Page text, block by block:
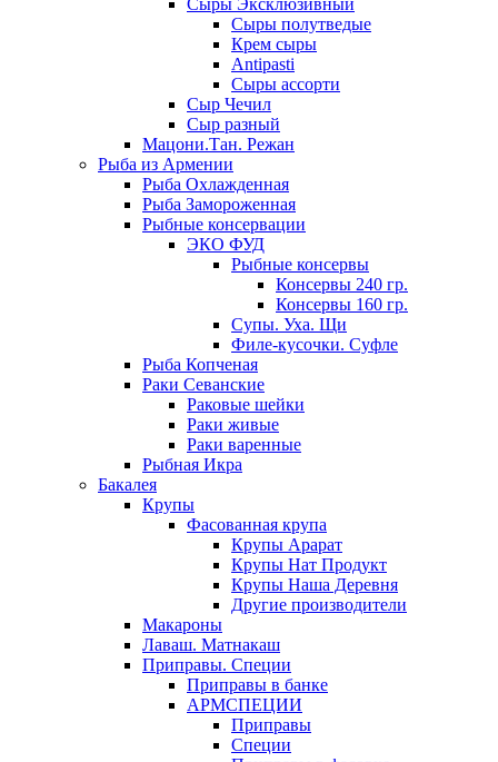
Сыры Эксклюзивный
Сыры полутведые
Крем сыры
Antipasti
Сыры ассорти
Сыр Чечил
Сыр разный
Мацони.Тан. Режан
Рыба из Армении
Рыба Охлажденная
Рыба Замороженная
Рыбные консервации
ЭКО ФУД
Рыбные консервы
Консервы 240 гр.
Консервы 160 гр.
Супы. Уха. Щи
Филе-кусочки. Суфле
Рыба Копченая
Раки Севанские
Раковые шейки
Раки живые
Раки варенные
Рыбная Икра
Бакалея
Крупы
Фасованная крупа
Крупы Арарат
Крупы Нат Продукт
Крупы Наша Деревня
Другие производители
Макароны
Лаваш. Матнакаш
Приправы. Специи
Приправы в банке
АРМСПЕЦИИ
Приправы
Специи